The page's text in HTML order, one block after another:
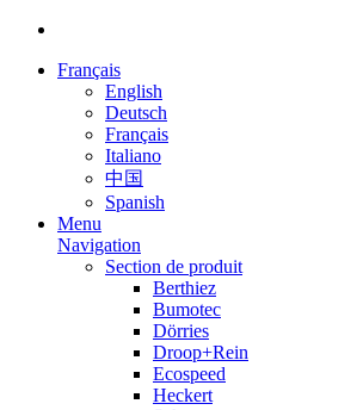
Français
English
Deutsch
Français
Italiano
中国
Spanish
Menu
Navigation
Section de produit
Berthiez
Bumotec
Dörries
Droop+Rein
Ecospeed
Heckert